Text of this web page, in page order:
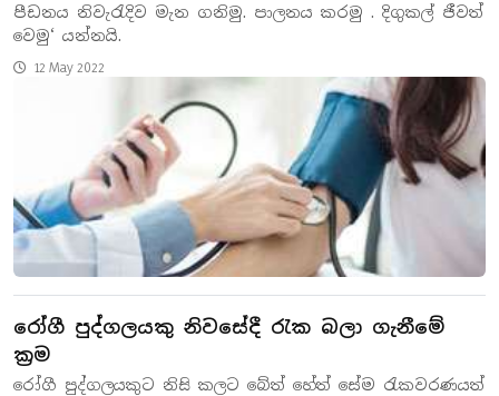
පීඩනය නිවැරැදිව මැන ගනිමු. පාලනය කරමු . දිගුකල් ජීවත්
වෙමු‘ යන්නයි.
12 May 2022
රෝගී පුද්ගලයකු නිවසේදී රැක බලා ගැනීමේ
ක්‍රම
රෝගී පුද්ගලයකුට නිසි කලට බේත් හේත් සේම රැකවරණයත්